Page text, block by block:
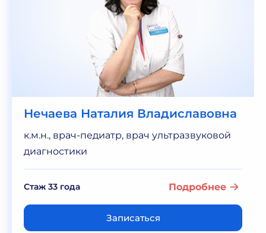
Нечаева Наталия Владиславовна
к.м.н., врач-педиатр, врач ультразвуковой
диагностики
Стаж 33 года Подробнее
Записаться